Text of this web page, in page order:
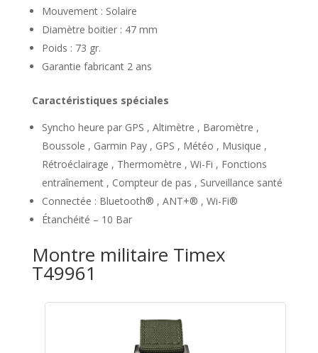
Mouvement : Solaire
Diamètre boitier : 47 mm
Poids : 73 gr.
Garantie fabricant 2 ans
Caractéristiques spéciales
Syncho heure par GPS , Altimètre , Baromètre ,
Boussole , Garmin Pay , GPS , Météo , Musique ,
Rétroéclairage , Thermomètre , Wi-Fi , Fonctions
entraînement , Compteur de pas , Surveillance santé
Connectée : Bluetooth® , ANT+® , Wi-Fi®
Étanchéité – 10 Bar
Montre militaire Timex
T49961